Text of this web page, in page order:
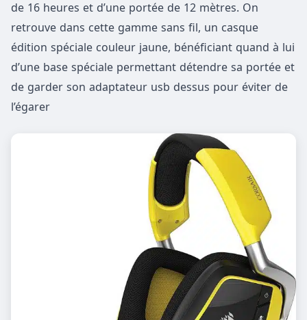
de 16 heures et d’une portée de 12 mètres. On
retrouve dans cette gamme sans fil, un casque
édition spéciale couleur jaune, bénéficiant quand à lui
d’une base spéciale permettant détendre sa portée et
de garder son adaptateur usb dessus pour éviter de
l’égarer